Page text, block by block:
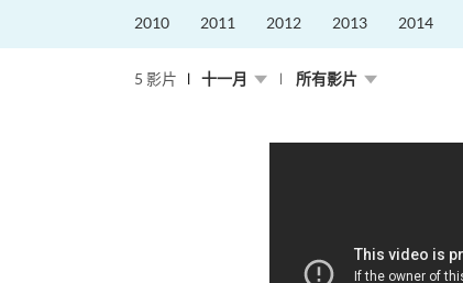
2010 2011 2012 2013 2014
5 影片 十一月 所有影片